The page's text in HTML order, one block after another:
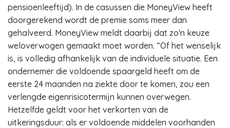
pensioenleeftijd). In de casussen die MoneyView heeft
doorgerekend wordt de premie soms meer dan
gehalveerd. MoneyView meldt daarbij dat zo'n keuze
weloverwogen gemaakt moet worden. “Of het wenselijk
is, is volledig afhankelijk van de individuele situatie. Een
ondernemer die voldoende spaargeld heeft om de
eerste 24 maanden na ziekte door te komen, zou een
verlengde eigenrisicotermijn kunnen overwegen.
Hetzelfde geldt voor het verkorten van de
uitkeringsduur: als er voldoende middelen voorhanden